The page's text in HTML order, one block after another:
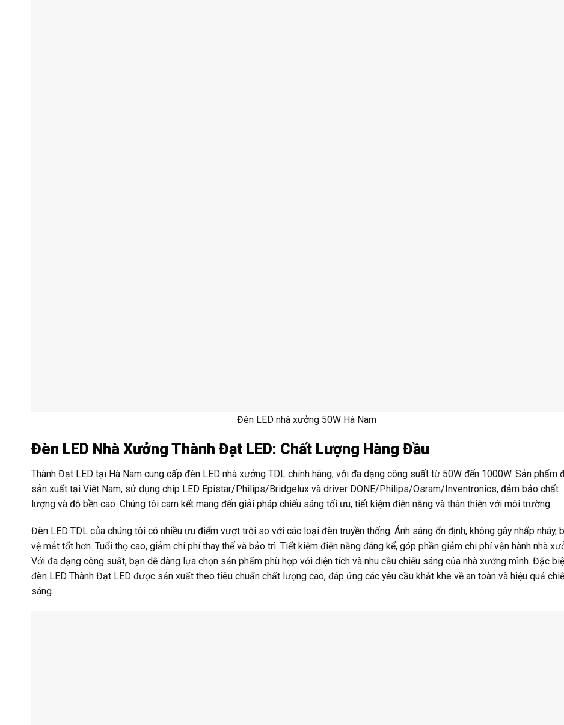
Đèn LED nhà xưởng 50W Hà Nam
Đèn LED Nhà Xưởng Thành Đạt LED: Chất Lượng Hàng Đầu
Thành Đạt LED tại Hà Nam cung cấp đèn LED nhà xưởng TDL chính hãng, với đa dạng công suất từ 50W đến 1000W. Sản phẩm
sản xuất tại Việt Nam, sử dụng chip LED Epistar/Philips/Bridgelux và driver DONE/Philips/Osram/Inventronics, đảm bảo chất
lượng và độ bền cao. Chúng tôi cam kết mang đến giải pháp chiếu sáng tối ưu, tiết kiệm điện năng và thân thiện với môi trường.
Đèn LED TDL của chúng tôi có nhiều ưu điểm vượt trội so với các loại đèn truyền thống. Ánh sáng ổn định, không gây nhấp nháy,
vệ mắt tốt hơn. Tuổi thọ cao, giảm chi phí thay thế và bảo trì. Tiết kiệm điện năng đáng kể, góp phần giảm chi phí vận hành nhà
Với đa dạng công suất, bạn dễ dàng lựa chọn sản phẩm phù hợp với diện tích và nhu cầu chiếu sáng của nhà xưởng mình. Đặc
đèn LED Thành Đạt LED được sản xuất theo tiêu chuẩn chất lượng cao, đáp ứng các yêu cầu khắt khe về an toàn và hiệu quả
sáng.